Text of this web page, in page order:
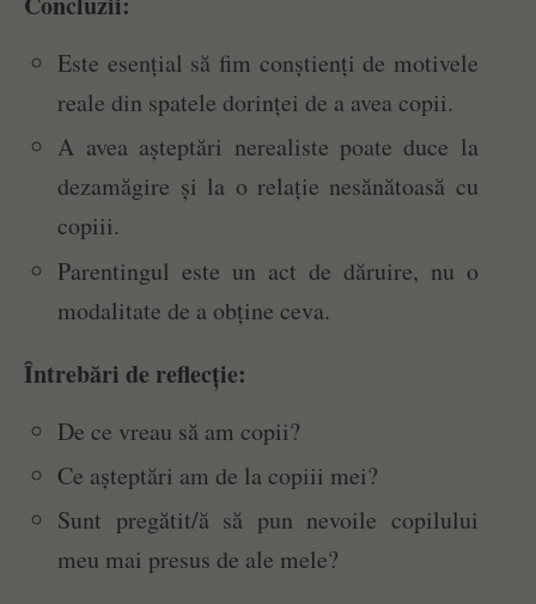
Este esențial să fim conștienți de motivele
reale din spatele dorinței de a avea copii.
A avea așteptări nerealiste poate duce la
dezamăgire și la o relație nesănătoasă cu
copiii.
Parentingul este un act de dăruire, nu o
modalitate de a obține ceva.
Întrebări de reflecție:
De ce vreau să am copii?
Ce așteptări am de la copiii mei?
Sunt pregătit/ă să pun nevoile copilului
meu mai presus de ale mele?